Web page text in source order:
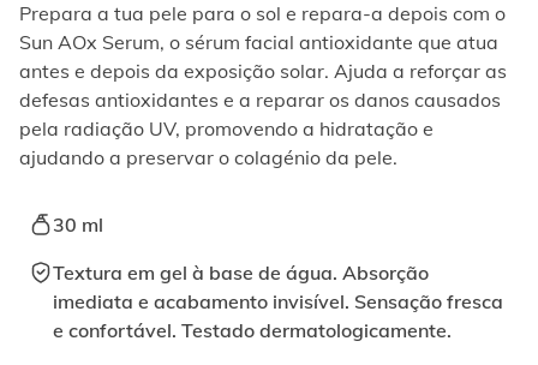
podem
ser
reproduzidos
ativando
botão
correspondente.
Prepara a tua pele para o sol e repara-a depois com o
Sun AOx Serum, o sérum facial antioxidante que atua
antes e depois da exposição solar. Ajuda a reforçar as
defesas antioxidantes e a reparar os danos causados
pela radiação UV, promovendo a hidratação e
ajudando a preservar o colagénio da pele.
30 ml
Textura em gel à base de água. Absorção
imediata e acabamento invisível. Sensação fresca
e confortável. Testado dermatologicamente.